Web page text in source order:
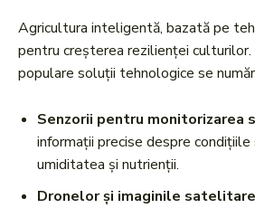
Agricultura inteligentă, bazată pe
pentru creșterea rezilienței
populare soluții tehnologice se
Senzorii pentru monitorizarea
informații precise despre condițiile
umiditatea și nutrienții.
Dronelor și imaginile